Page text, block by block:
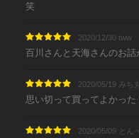
笑
2020/12/30 tww
百川さんと天海さんのお
2020/05/19 みち丸
思い切って買ってよかった
2020/05/09 とん